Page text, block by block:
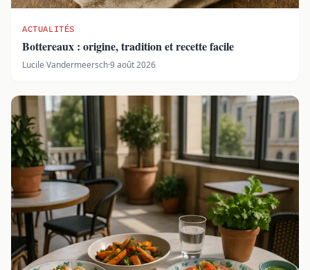
ACTUALITÉS
Bottereaux : origine, tradition et recette facile
Lucile Vandermeersch·9 août 2026